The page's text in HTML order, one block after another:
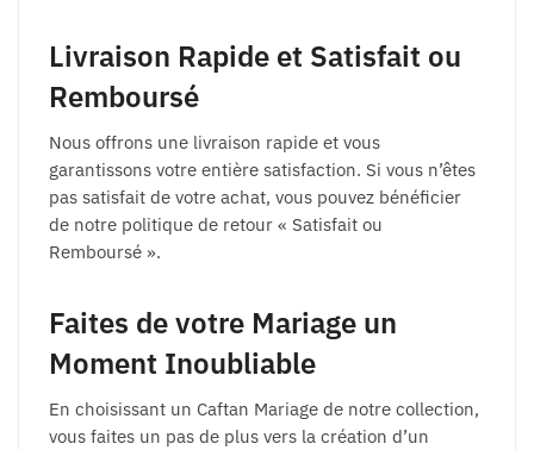
Livraison Rapide et Satisfait ou
Remboursé
Nous offrons une livraison rapide et vous
garantissons votre entière satisfaction. Si vous n’êtes
pas satisfait de votre achat, vous pouvez bénéficier
de notre politique de retour « Satisfait ou
Remboursé ».
Faites de votre Mariage un
Moment Inoubliable
En choisissant un Caftan Mariage de notre collection,
vous faites un pas de plus vers la création d’un